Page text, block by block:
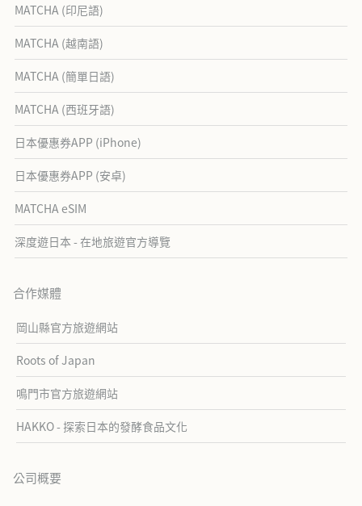
MATCHA (印尼語)
MATCHA (越南語)
MATCHA (簡單日語)
MATCHA (西班牙語)
日本優惠券APP (iPhone)
日本優惠券APP (安卓)
MATCHA eSIM
深度遊日本 - 在地旅遊官方導覽
合作媒體
岡山縣官方旅遊網站
Roots of Japan
鳴門市官方旅遊網站
HAKKO - 探索日本的發酵食品文化
公司概要